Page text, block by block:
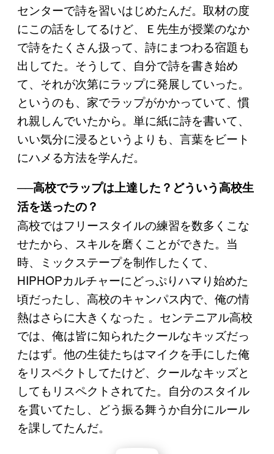
センターで詩を習いはじめたんだ。取材の度
にこの話をしてるけど、Ｅ先生が授業のなか
で詩をたくさん扱って、詩にまつわる宿題も
出してた。そうして、自分で詩を書き始め
て、それが次第にラップに発展していった。
というのも、家でラップがかかっていて、慣
れ親しんでいたから。単に紙に詩を書いて、
いい気分に浸るというよりも、言葉をビート
にハメる方法を学んだ。
──高校でラップは上達した？どういう高校生
活を送ったの？
高校ではフリースタイルの練習を数多くこな
せたから、スキルを磨くことができた。当
時、ミックステープを制作したくて、
HIPHOPカルチャーにどっぷりハマり始めた
頃だったし、高校のキャンパス内で、俺の情
熱はさらに大きくなった 。センテニアル高校
では、俺は皆に知られたクールなキッズだっ
たはず。他の生徒たちはマイクを手にした俺
をリスペクトしてたけど、クールなキッズと
してもリスペクトされてた。自分のスタイル
を貫いてたし、どう振る舞うか自分にルール
を課してたんだ。